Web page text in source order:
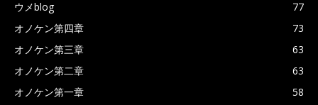
ウメblog
77
オノケン第四章
73
オノケン第三章
63
オノケン第二章
63
オノケン第一章
58